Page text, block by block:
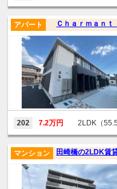
Ｃｈａｒｍａｎ
アパート
202 7.2万円 2LDK（
田崎橋の2LDK賃
マンション